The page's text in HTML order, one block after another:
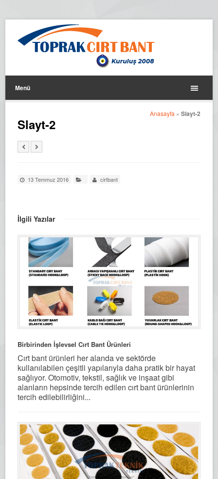
Menü
Anasayfa » Slayt-2
Slayt-2
13 Temmuz 2016 cirtbant
İlgili Yazılar
Birbirinden İşlevsel Cırt Bant Ürünleri
Cırt bant ürünleri her alanda ve sektörde
kullanılabilen çeşitli yapılarıyla daha pratik bir hayat
sağlıyor. Otomotiv, tekstil, sağlık ve inşaat gibi
alanların hepsinde tercih edilen cırt bant ürünlerinin
tercih edilebilirliğini...